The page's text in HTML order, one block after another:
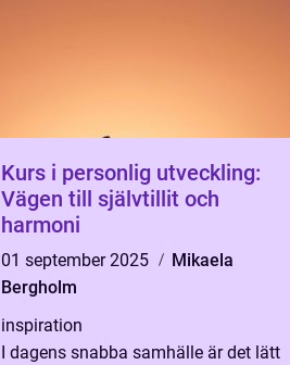
Kurs i personlig utveckling:
Vägen till självtillit och
harmoni
01 september 2025
Mikaela
Bergholm
inspiration
I dagens snabba samhälle är det lätt